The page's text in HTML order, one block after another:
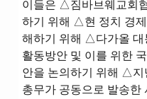
이들은 △짐바브웨교회
하기 위해 △현 정치 경제
해하기 위해 △다가올 대
활동방안 및 이를 위한
안을 논의하기 위해 △지
총무가 공동으로 발송한